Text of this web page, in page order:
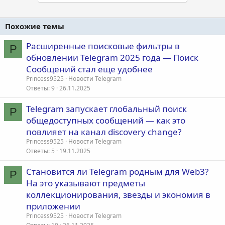
Похожие темы
P
Расширенные поисковые фильтры в
обновлении Telegram 2025 года — Поиск
Сообщений стал еще удобнее
Princess9525
Новости Telegram
Ответы 9 26.11.2025
P
Telegram запускает глобальный поиск
общедоступных сообщений — как это
повлияет на канал discovery change?
Princess9525
Новости Telegram
Ответы 5 19.11.2025
P
Становится ли Telegram родным для Web3?
На это указывают предметы
коллекционирования, звезды и экономия в
приложении
Princess9525
Новости Telegram